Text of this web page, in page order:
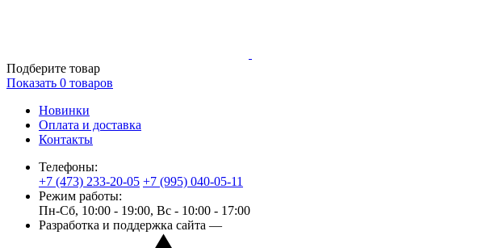
Подберите товар
Показать 0 товаров
Новинки
Оплата и доставка
Контакты
Телефоны:
+7 (473) 233-20-05 +7 (995) 040-05-11
Режим работы:
Пн-Сб, 10:00 - 19:00, Вс - 10:00 - 17:00
Разработка и поддержка сайта —